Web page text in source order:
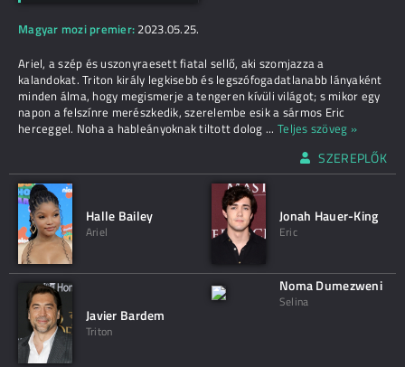
Magyar mozi premier: 2023.05.25.
Ariel, a szép és uszonyraesett fiatal sellő, aki szomjazza a
kalandokat. Triton király legkisebb és legszófogadatlanabb lányaként
minden álma, hogy megismerje a tengeren kívüli világot; s mikor egy
napon a felszínre merészkedik, szerelembe esik a sármos Eric
herceggel. Noha a hableányoknak tiltott dolog ... Teljes szöveg »
SZEREPLŐK
Halle Bailey
Ariel
Jonah Hauer-King
Eric
Javier Bardem
Triton
Noma Dumezweni
Selina